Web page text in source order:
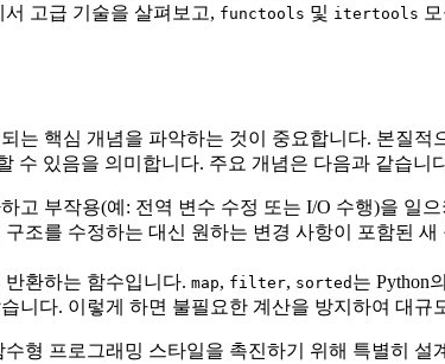
고급 기술을 살펴보고, functools 및 itertools
는 핵심 개념을 파악하는 것이 중요합니다. 본질
수 있음을 의미합니다. 주요 개념은 다음과 같습니
고 부작용(예: 전역 변수 수정 또는 I/O 수행)을 일
조를 수정하는 대신 원하는 변경 사항이 포함된
환하는 함수입니다. map, filter, sorted 는 Python
니다. 이렇게 하면 불필요한 계산을 방지하여 대
형 프로그래밍 스타일을 촉진하기 위해 특별히 설